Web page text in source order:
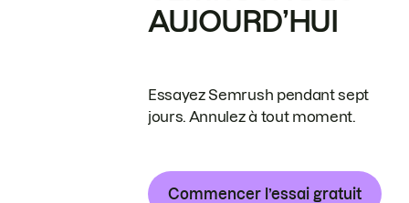
AUJOURD’HUI
Essayez Semrush pendant sept
jours. Annulez à tout moment.
Commencer l’essai gratuit